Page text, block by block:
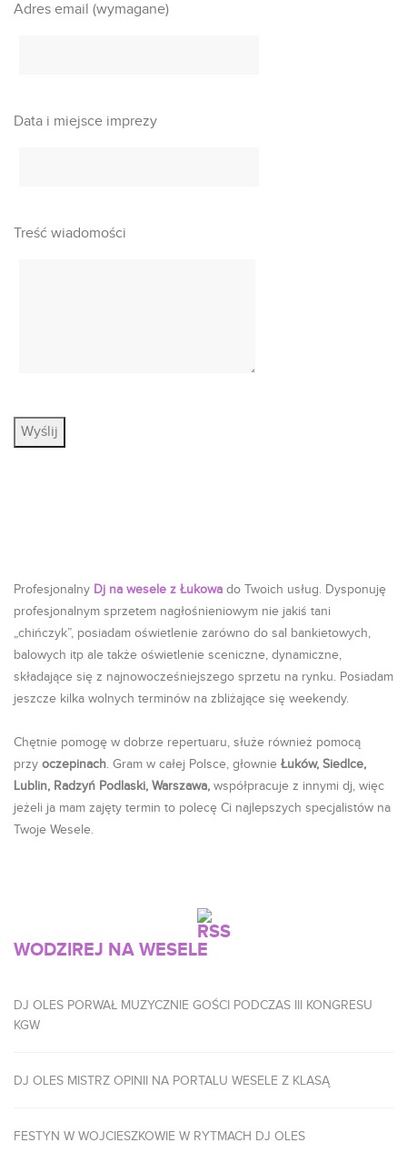
Adres email (wymagane)
Data i miejsce imprezy
Treść wiadomości
Profesjonalny Dj na wesele z Łukowa do Twoich usług. Dysponuję
profesjonalnym sprzetem nagłośnieniowym nie jakiś tani
„chińczyk”, posiadam oświetlenie zarówno do sal bankietowych,
balowych itp ale także oświetlenie sceniczne, dynamiczne,
składające się z najnowocześniejszego sprzetu na rynku. Posiadam
jeszcze kilka wolnych terminów na zbliżające się weekendy.
Chętnie pomogę w dobrze repertuaru, służe również pomocą
przy oczepinach. Gram w całej Polsce, głownie Łuków, Siedlce,
Lublin, Radzyń Podlaski, Warszawa, współpracuje z innymi dj, więc
jeżeli ja mam zajęty termin to polecę Ci najlepszych specjalistów na
Twoje Wesele.
WODZIREJ NA WESELE
DJ OLES PORWAŁ MUZYCZNIE GOŚCI PODCZAS III KONGRESU
KGW
DJ OLES MISTRZ OPINII NA PORTALU WESELE Z KLASĄ
FESTYN W WOJCIESZKOWIE W RYTMACH DJ OLES